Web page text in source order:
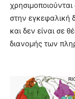
χρησιμοποιούνται
στην εγκεφαλική
και δεν είναι σε
διανομής των